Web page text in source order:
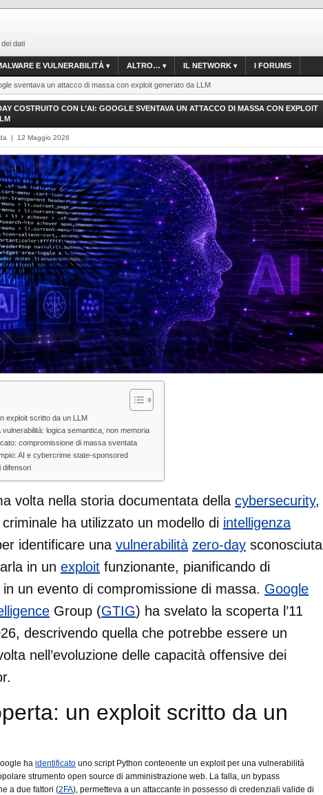
dati
E VULNERABILITÀ ALTRO… IL NETWORK I FORUMS
sventava un attacco di massa con exploit generato da LLM
COSTRUITO CON L’AI: GOOGLE SVENTAVA UN ATTACCO DI MASSA CON EXPLOIT
| 12 Maggio 2026
exploit scritto da un LLM
vulnerabilità: logica semantica, non memoria
compromissione di massa sventata
AI e cybercrime state-sponsored
difensori
volta nella storia documentata della cybersecurity,
ha utilizzato un modello di intelligenza
identificare una vulnerabilità zero-day sconosciuta
in un exploit funzionante, pianificando di
in un evento di compromissione di massa. Google
Group (GTIG) ha svelato la scoperta l’11
descrivendo quella che potrebbe essere un
nell’evoluzione delle capacità offensive dei
un exploit scritto da un
ha identificato uno script Python contenente un exploit per una vulnerabilità
strumento open source di amministrazione web. La falla, un bypass
a due fattori (2FA), permetteva a un attaccante in possesso di credenziali valide di